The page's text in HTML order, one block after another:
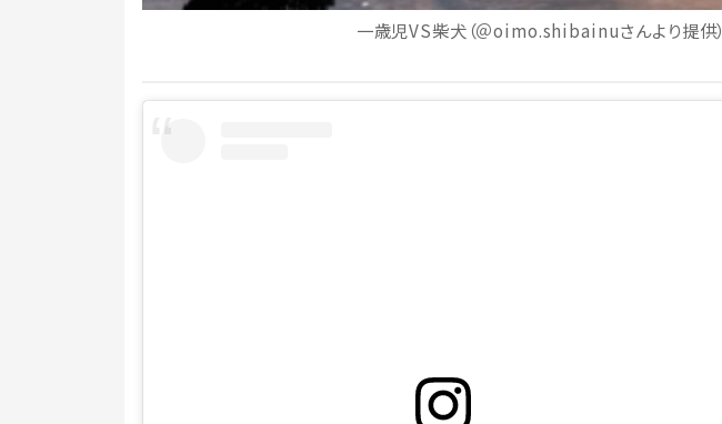
一歳児VS柴犬（＠oimo.shibainuさんより提供）